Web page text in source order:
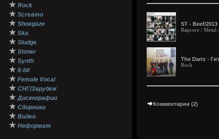
★ Rock
★ Screamo
★ Shoegaze
★ Ska
★ Sludge
★ Stoner
★ Synth
★ 8-bit
★ Female Vocal
★ СНГ/Зарубеж
★ Дискографии
★ Сборники
★ Видео
★ Неформат
ST - Beef/
Rapcore / Metal
The Dartz -
Rock
Комментарии (2)